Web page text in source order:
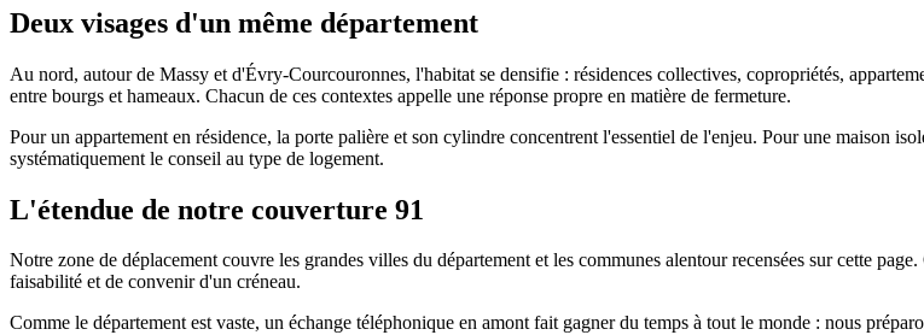
Deux visages d'un même département
Au nord, autour de Massy et d'Évry-Courcouronnes, l'habitat se densifie : résidences collectives, copropriétés,
entre bourgs et hameaux. Chacun de ces contextes appelle une réponse propre en matière de fermeture.
Pour un appartement en résidence, la porte palière et son cylindre concentrent l'essentiel de l'enjeu. Pour une maison
systématiquement le conseil au type de logement.
L'étendue de notre couverture 91
Notre zone de déplacement couvre les grandes villes du département et les communes alentour recensées sur cette
faisabilité et de convenir d'un créneau.
Comme le département est vaste, un échange téléphonique en amont fait gagner du temps à tout le monde : nous